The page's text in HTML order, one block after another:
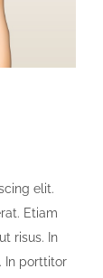
elit.
Etiam
risus. In
In porttitor